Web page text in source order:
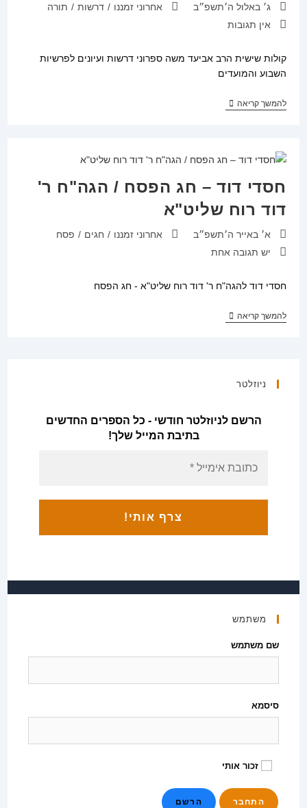
פורסם:ג׳ באלול ה׳תשפ״ב קטגוריה:אחרוני זמננו / דרשות / תורה
תגובות:אין תגובות
קולות שישית הרב אביעד משה ספרוני דרשות ועיונים לפרשיות
השבוע והמועדים
להמשך קריאהקולות
משה
חסדי דוד – חג הפסח / הגה"ח ר'
דוד רוח שליט"א
פורסם:א׳ באייר ה׳תשפ״ב קטגוריה:אחרוני זמננו / חגים / פסח
תגובות:יש תגובה אחת
חסדי דוד להגה"ח ר' דוד רוח שליט"א - חג הפסח
להמשך קריאהחסדי
הגה"ח
שליט"א
ניוזלטר
הרשם לניוזלטר חודשי - כל הספרים החדשים
בתיבת המייל שלך!
משתמש
שם משתמש
סיסמא
זכור אותי
הרשם